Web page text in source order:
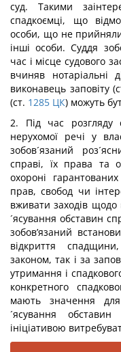
суд. Такими
спадкоємці, що
особи, що не
інші особи. Суддя
час і місце судового
вчиняв нотаріальні
виконавець заповіту
(ст. 1285 ЦК) можуть
2. Під час розгляду
нерухомої речі у
зобов´язаний
справі, їх права та
охороні
прав, свобод чи
вживати заходів щодо
´ясування обставин
зобов’язаний
відкриття
законом, так і за
утримання і
конкретного
мають значення
´ясування
ініціативою